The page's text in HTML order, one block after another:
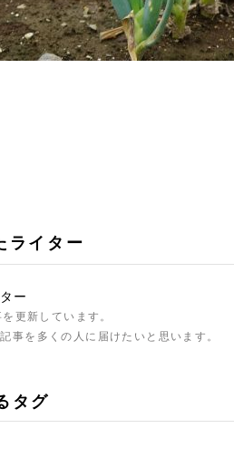
ライター
ー
更新しています。
事を多くの人に届けたいと思います。
タグ